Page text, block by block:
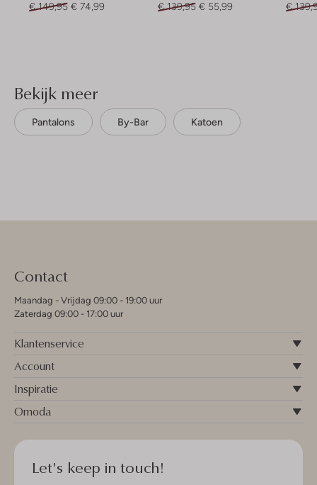
€ 149,95 € 74,99
€ 139,95 € 55,99
€
Bekijk meer
Pantalons By-Bar Katoen
Contact
Maandag - Vrijdag 09:00 - 19:00 uur
Zaterdag 09:00 - 17:00 uur
Klantenservice
Account
Inspiratie
Omoda
Let's keep in touch!